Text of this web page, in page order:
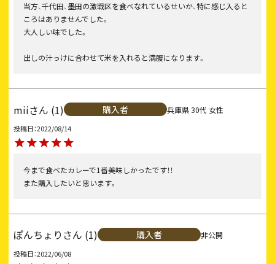
当方、千代田、墨田の激戦区を食べなれているせいか、特に感じ入ると
ころはありませんでした。
大人しい味でした。
出しの汁っけに合わせて米を入れると満腹になります。
mii 1 購入者 兵庫県30代 女性
投稿日 2022/08/14
今まで食べたカレーで1番美味しかったです！！
また購入したいと思います。
ぽんちょり 1 購入者 非公開
投稿日 2022/06/08